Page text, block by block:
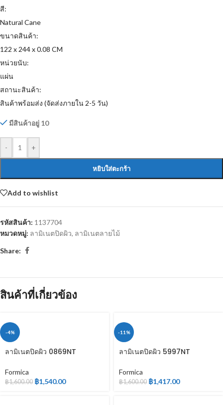
สี:
Natural Cane
ขนาดสินค้า:
122 x 244 x 0.08 CM
หน่วยนับ:
แผ่น
สถานะสินค้า:
สินค้าพร้อมส่ง (จัดส่งภายใน 2-5 วัน)
มีสินค้าอยู่ 10
- +
หยิบใส่ตะกร้า
Add to wishlist
รหัสสินค้า: 1137704
หมวดหมู่: ลามิเนตปิดผิว, ลามิเนตลายไม้
Share:
สินค้าที่เกี่ยวข้อง
-4%
ลามิเนตปิดผิว 0869NT
Formica
฿1,600.00 ฿1,540.00
-11%
ลามิเนตปิดผิว 5997NT
Formica
฿1,600.00 ฿1,417.00